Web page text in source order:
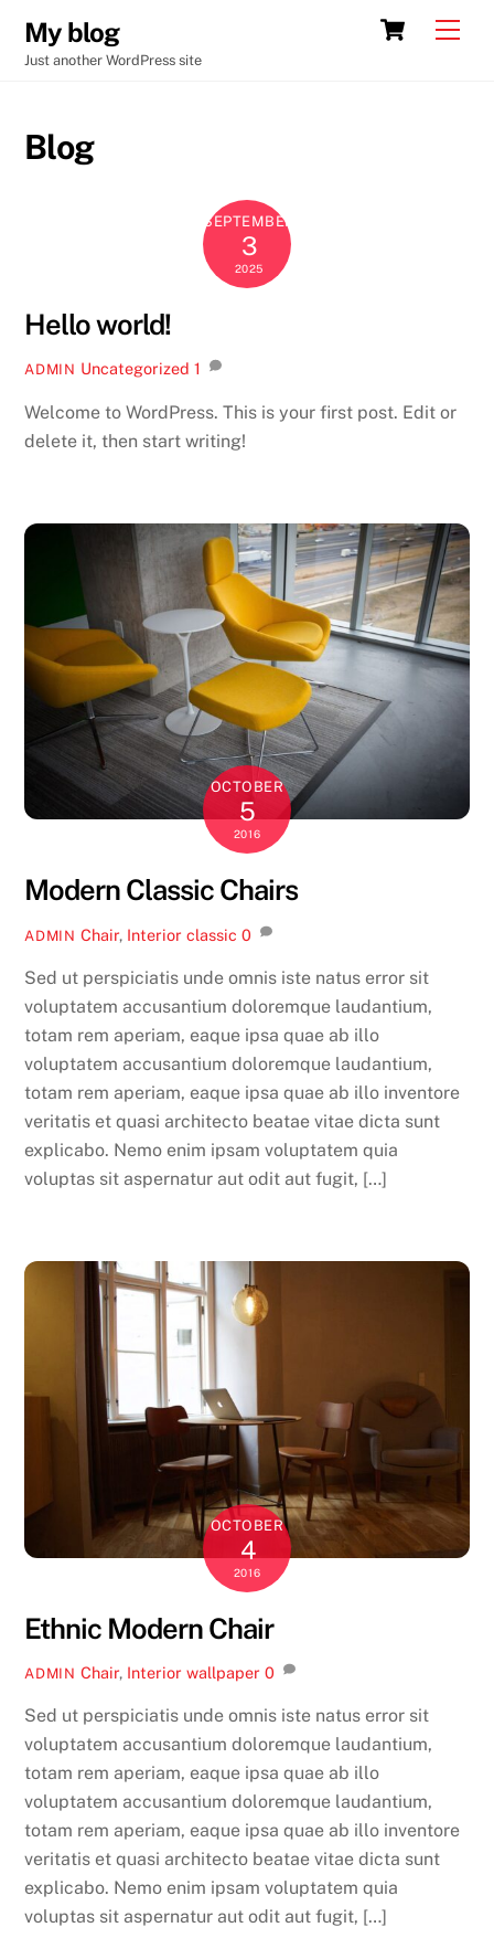
content
Cart
My blog
Just another WordPress site
Blog
SEPTEMBER
3
2025
Hello world!
ADMIN Uncategorized 1
Welcome to WordPress. This is your first post. Edit or
delete it, then start writing!
OCTOBER
5
2016
Modern Classic Chairs
ADMIN Chair, Interior classic 0
Sed ut perspiciatis unde omnis iste natus error sit
voluptatem accusantium doloremque laudantium,
totam rem aperiam, eaque ipsa quae ab illo
voluptatem accusantium doloremque laudantium,
totam rem aperiam, eaque ipsa quae ab illo inventore
veritatis et quasi architecto beatae vitae dicta sunt
explicabo. Nemo enim ipsam voluptatem quia
voluptas sit aspernatur aut odit aut fugit, […]
OCTOBER
4
2016
Ethnic Modern Chair
ADMIN Chair, Interior wallpaper 0
Sed ut perspiciatis unde omnis iste natus error sit
voluptatem accusantium doloremque laudantium,
totam rem aperiam, eaque ipsa quae ab illo
voluptatem accusantium doloremque laudantium,
totam rem aperiam, eaque ipsa quae ab illo inventore
veritatis et quasi architecto beatae vitae dicta sunt
explicabo. Nemo enim ipsam voluptatem quia
voluptas sit aspernatur aut odit aut fugit, […]